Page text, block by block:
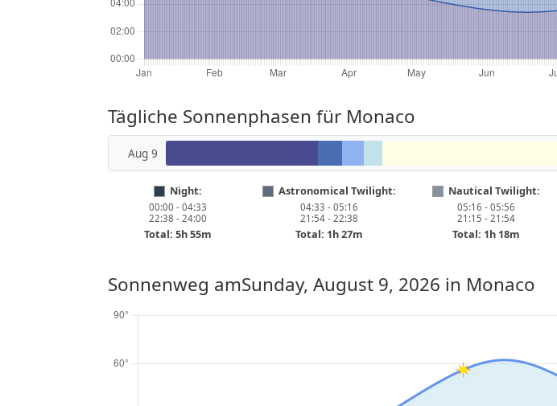
Tägliche Sonnenphasen für Monaco
Aug 9
Night:
00:00 - 04:33
22:38 - 24:00
Total: 5h 55m
Astronomical Twilight:
04:33 - 05:16
21:54 - 22:38
Total: 1h 27m
Nautical Twilight:
05:16 - 05:56
21:15 - 21:54
Total: 1h 18m
Sonnenweg amSunday, August 9, 2026 in Monaco